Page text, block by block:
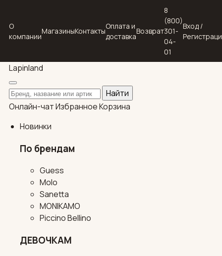
О
компании
МагазиныКонтакты
Оплата и
доставка
Возврат
8
(800)
301-
04-
01
Вход /
Lapinland
Поиск по каталогу
Найти
Онлайн-чатИзбранноеКорзина
Новинки
По брендам
Guess
Molo
Sanetta
MONIKAMO
Piccino Bellino
ДЕВОЧКАМ